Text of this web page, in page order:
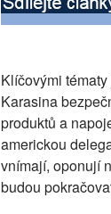
Klíčovými
Karasina
produktů a
americkou
vnímají, oponují
budou